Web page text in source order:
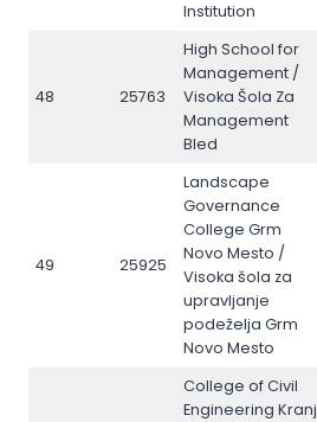
Institution
48 25763
High School for
Management /
Visoka Šola Za
Management
Bled
49 25925
Landscape
Governance
College Grm
Novo Mesto /
Visoka šola za
upravljanje
podeželja Grm
Novo Mesto
College of Civil
Engineering Kranj